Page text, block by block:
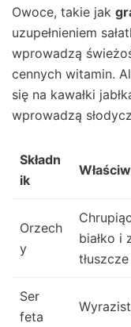
Owoce, takie jak
uzupełnieniem
wprowadzą
cennych witamin.
się na kawałki
wprowadzą
Składn
ik
Orzech
y
białko i
tłuszcze
Ser
feta